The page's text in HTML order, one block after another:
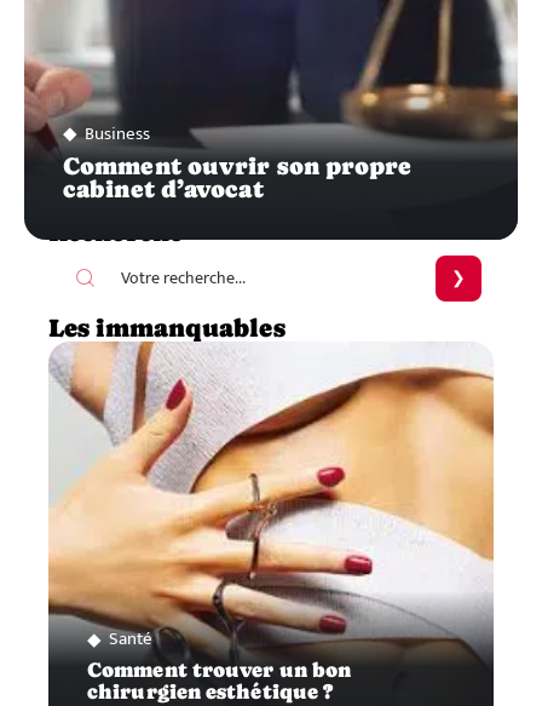
Business
Comment ouvrir son propre
cabinet d’avocat
Recherche
Les immanquables
Santé
Comment trouver un bon
chirurgien esthétique ?